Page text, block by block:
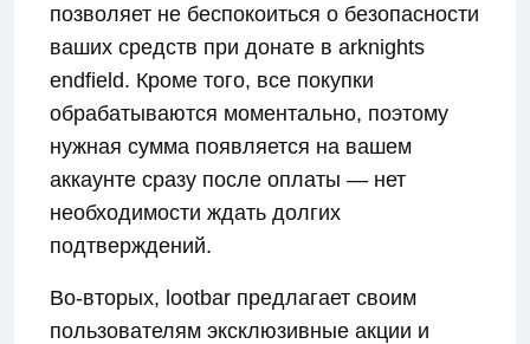
позволяет не беспокоиться о безопасности
ваших средств при донате в arknights
endfield. Кроме того, все покупки
обрабатываются моментально, поэтому
нужная сумма появляется на вашем
аккаунте сразу после оплаты — нет
необходимости ждать долгих
подтверждений.
Во-вторых, lootbar предлагает своим
пользователям эксклюзивные акции и